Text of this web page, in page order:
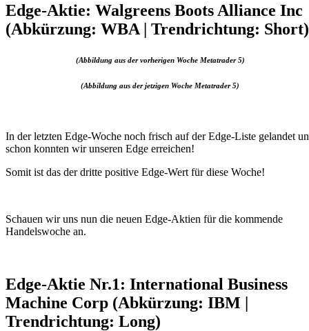
Edge-Aktie: Walgreens Boots Alliance Inc
(Abkürzung: WBA | Trendrichtung: Short)
(Abbildung aus der vorherigen Woche Metatrader 5)
(Abbildung aus der jetzigen Woche Metatrader 5)
In der letzten Edge-Woche noch frisch auf der Edge-Liste gelandet
schon konnten wir unseren Edge erreichen!
Somit ist das der dritte positive Edge-Wert für diese Woche!
Schauen wir uns nun die neuen Edge-Aktien für die kommende
Handelswoche an.
Edge-Aktie Nr.1: International Business
Machine Corp (Abkürzung: IBM |
Trendrichtung: Long)